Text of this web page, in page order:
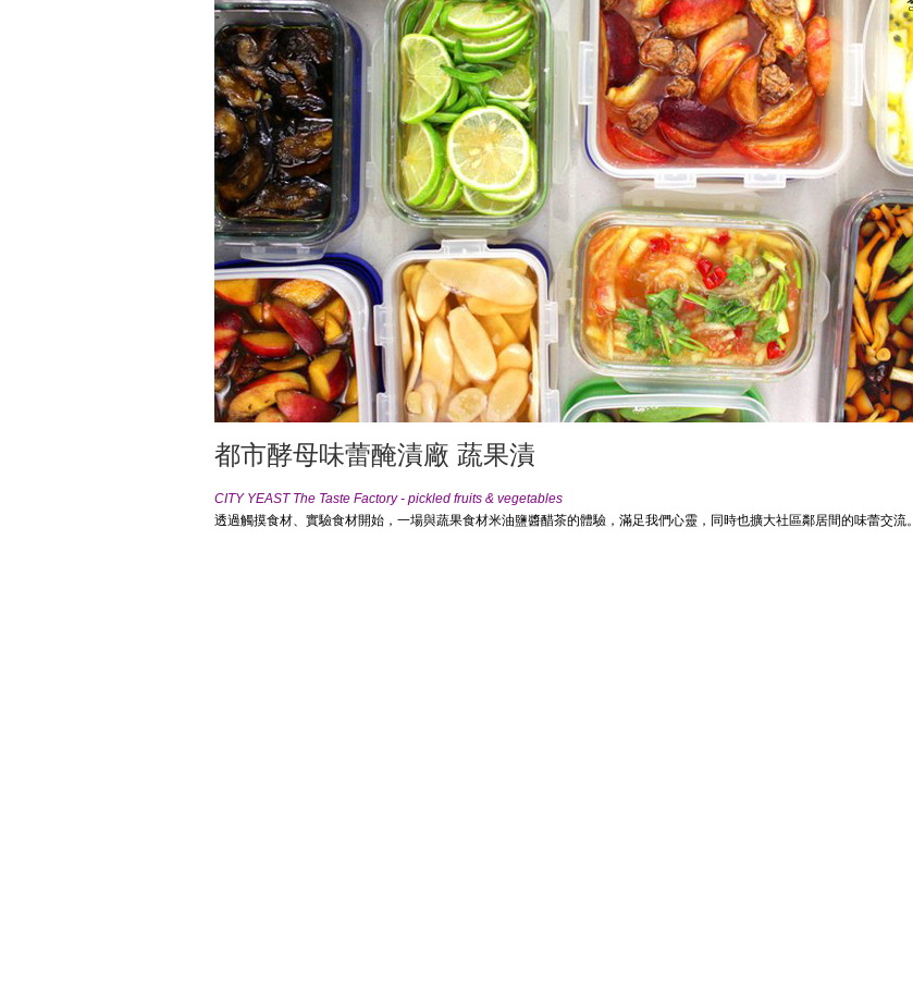
都市酵母味蕾醃漬廠 蔬果漬
CITY YEAST The Taste Factory - pickled fruits & vegetables
透過觸摸食材、實驗食材開始，一場與蔬果食材米油鹽醬醋茶的體驗，滿足我們心靈，同時也擴大社區鄰居間的味蕾交流。